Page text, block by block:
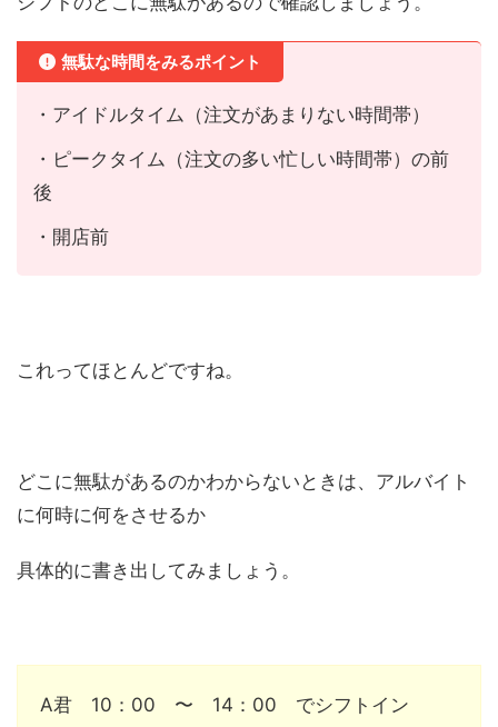
無駄な時間をみるポイント
・アイドルタイム（注文があまりない時間帯）
・ピークタイム（注文の多い忙しい時間帯）の前
後
・開店前
これってほとんどですね。
どこに無駄があるのかわからないときは、アルバイト
に何時に何をさせるか
具体的に書き出してみましょう。
A君 10：00 〜 14：00 でシフトイン